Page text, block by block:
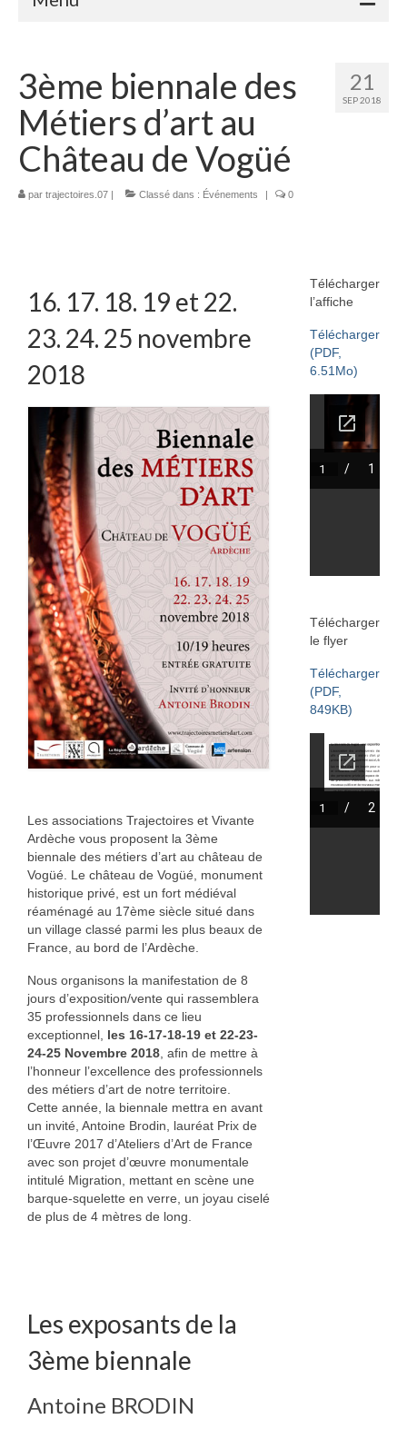
Adhérents
Céramique
Atelier de la Volane
Elisabeth Bourget
Gwladys Lopez
Annie Mayan
Annie Hostein Mortier
Quas’art ceramic
Danièle Raya-Moreno
Anne-Lise Roussy
Thanh Violet
Arts plastiques
Isabelle Tahon
Lise Van Baaren
Stéphanie van Poppel
Verre
Bois
Catherine Gey
Maleaume Hirsch
Eduard Juanola
Elisabeth Molimard
Daniel Pelegrin
David Ranchin
joseph vallon
Emilie Rouillon
Fil et textile
Dominique Chapre
Florance Russo
Stefanie Wesle
21
SEP 2018
3ème biennale des
Métiers d’art au
Château de Vogüé
par trajectoires.07 | Classé dans : Événements | 0
16. 17. 18. 19 et 22.
23. 24. 25 novembre
2018
Les associations Trajectoires et Vivante
Ardèche vous proposent la 3ème
biennale des métiers d’art au château de
Vogüé. Le château de Vogüé, monument
historique privé, est un fort médiéval
réaménagé au 17ème siècle situé dans
un village classé parmi les plus beaux de
France, au bord de l’Ardèche.
Nous organisons la manifestation de 8
jours d’exposition/vente qui rassemblera
35 professionnels dans ce lieu
exceptionnel, les 16-17-18-19 et 22-23-
24-25 Novembre 2018 , afin de mettre à
l’honneur l’excellence des professionnels
des métiers d’art de notre territoire.
Cette année, la biennale mettra en avant
un invité, Antoine Brodin, lauréat Prix de
l’Œuvre 2017 d’Ateliers d’Art de France
avec son projet d’œuvre monumentale
intitulé Migration, mettant en scène une
barque-squelette en verre, un joyau ciselé
de plus de 4 mètres de long.
Les exposants de la
3ème biennale
Antoine BRODIN
Télécharger
l’affiche
Télécharger
(PDF,
6.51Mo)
Télécharger
le flyer
Télécharger
(PDF,
849KB)